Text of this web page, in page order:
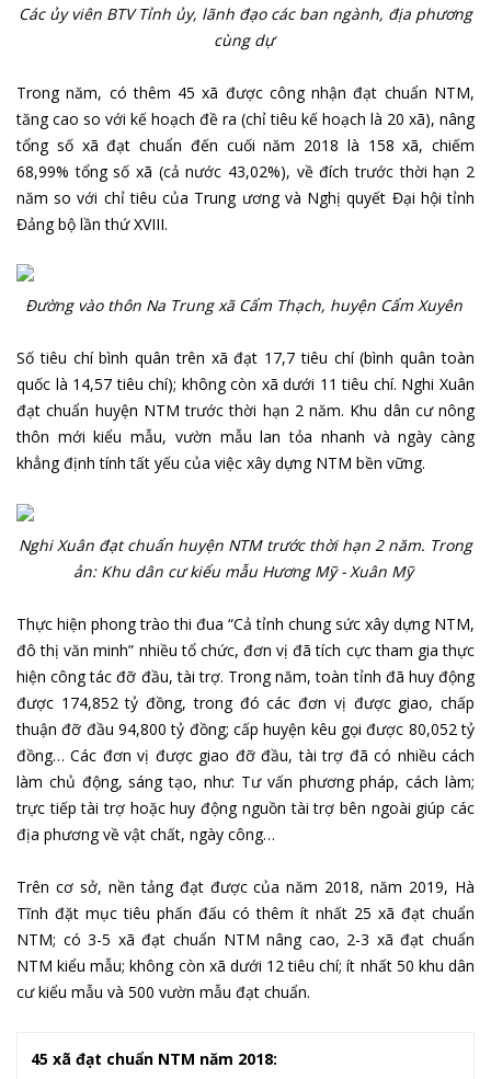
Các ủy viên BTV Tỉnh ủy, lãnh đạo các ban ngành, địa phương
cùng dự
Trong năm, có thêm 45 xã được công nhận đạt chuẩn NTM,
tăng cao so với kế hoạch đề ra (chỉ tiêu kế hoạch là 20 xã), nâng
tổng số xã đạt chuẩn đến cuối năm 2018 là 158 xã, chiếm
68,99% tổng số xã (cả nước 43,02%), về đích trước thời hạn 2
năm so với chỉ tiêu của Trung ương và Nghị quyết Đại hội tỉnh
Đảng bộ lần thứ XVIII.
Đường vào thôn Na Trung xã Cẩm Thạch, huyện Cẩm Xuyên
Số tiêu chí bình quân trên xã đạt 17,7 tiêu chí (bình quân toàn
quốc là 14,57 tiêu chí); không còn xã dưới 11 tiêu chí. Nghi Xuân
đạt chuẩn huyện NTM trước thời hạn 2 năm. Khu dân cư nông
thôn mới kiểu mẫu, vườn mẫu lan tỏa nhanh và ngày càng
khẳng định tính tất yếu của việc xây dựng NTM bền vững.
Nghi Xuân đạt chuẩn huyện NTM trước thời hạn 2 năm. Trong
ản: Khu dân cư kiểu mẫu Hương Mỹ - Xuân Mỹ
Thực hiện phong trào thi đua “Cả tỉnh chung sức xây dựng NTM,
đô thị văn minh” nhiều tổ chức, đơn vị đã tích cực tham gia thực
hiện công tác đỡ đầu, tài trợ. Trong năm, toàn tỉnh đã huy động
được 174,852 tỷ đồng, trong đó các đơn vị được giao, chấp
thuận đỡ đầu 94,800 tỷ đồng; cấp huyện kêu gọi được 80,052 tỷ
đồng… Các đơn vị được giao đỡ đầu, tài trợ đã có nhiều cách
làm chủ động, sáng tạo, như: Tư vấn phương pháp, cách làm;
trực tiếp tài trợ hoặc huy động nguồn tài trợ bên ngoài giúp các
địa phương về vật chất, ngày công…
Trên cơ sở, nền tảng đạt được của năm 2018, năm 2019, Hà
Tĩnh đặt mục tiêu phấn đấu có thêm ít nhất 25 xã đạt chuẩn
NTM; có 3-5 xã đạt chuẩn NTM nâng cao, 2-3 xã đạt chuẩn
NTM kiểu mẫu; không còn xã dưới 12 tiêu chí; ít nhất 50 khu dân
cư kiểu mẫu và 500 vườn mẫu đạt chuẩn.
45 xã đạt chuẩn NTM năm 2018: